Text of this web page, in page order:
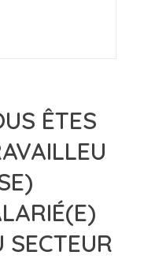
ÊTES
SECTEUR